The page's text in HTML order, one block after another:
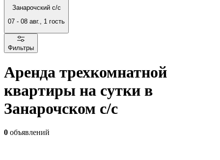
Занарочский с/с
07 - 08 авг., 1 гость
Фильтры
Аренда трехкомнатной
квартиры на сутки в
Занарочском с/с
0 объявлений